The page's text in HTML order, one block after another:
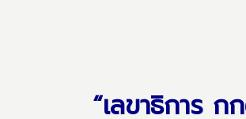
“เลขาธิการ